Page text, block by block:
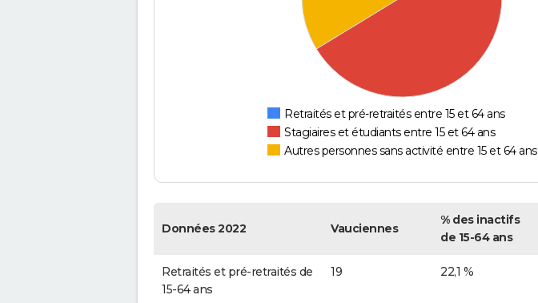
Retraités et pré-retraités entre 15 et 64 ans
Stagiaires et étudiants entre 15 et 64 ans
Autres personnes sans activité entre 15 et 64 ans
Données 2022 Vauciennes
% des inactifs
de 15-64 ans
Retraités et pré-retraités de
15-64 ans
19 22,1 %